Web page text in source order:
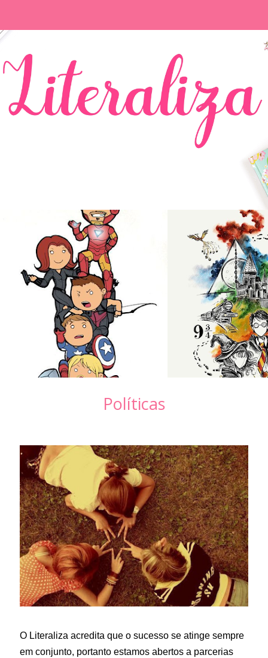
Políticas
O Literaliza acredita que o sucesso se atinge sempre
em conjunto, portanto estamos abertos a parcerias